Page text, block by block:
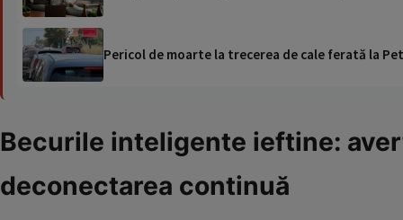
Pericol de moarte la trecerea de cale ferată la
Becurile inteligente ieftine:
deconectarea continuă